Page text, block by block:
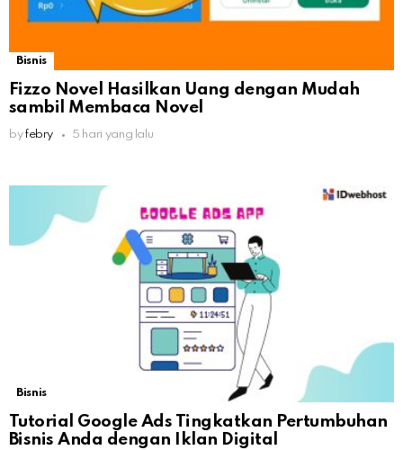
Bisnis
Fizzo Novel Hasilkan Uang dengan Mudah
sambil Membaca Novel
by febry 5 hari yang lalu
Bisnis
Tutorial Google Ads Tingkatkan Pertumbuhan
Bisnis Anda dengan Iklan Digital